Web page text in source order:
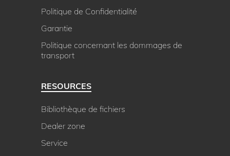
Politique de Confidentialité
Garantie
Politique concernant les dommages de
transport
RESOURCES
Bibliothèque de fichiers
Dealer zone
Service